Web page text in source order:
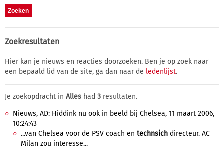
Zoekresultaten
Hier kan je nieuws en reacties doorzoeken. Ben je op zoek naar
een bepaald lid van de site, ga dan naar de ledenlijst.
Je zoekopdracht in Alles had 3 resultaten.
Nieuws, AD: Hiddink nu ook in beeld bij Chelsea, 11 maart 2006,
10:24:43
...van Chelsea voor de PSV coach en technsich directeur. AC
Milan zou interesse...